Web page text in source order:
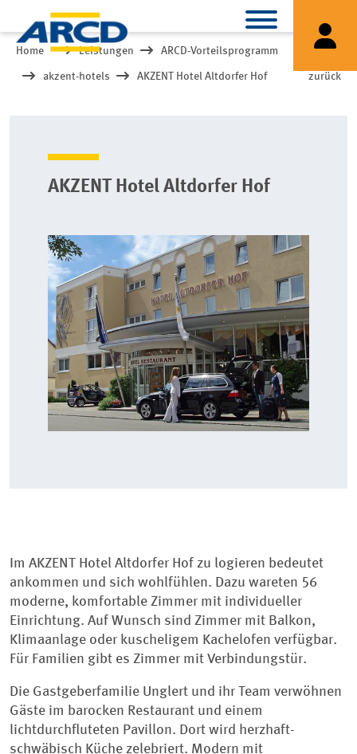
Home Leistungen ARCD-Vorteilsprogramm
akzent-hotels AKZENT Hotel Altdorfer Hof zurück
AKZENT Hotel Altdorfer Hof
Im AKZENT Hotel Altdorfer Hof zu logieren bedeutet
ankommen und sich wohlfühlen. Dazu wareten 56
moderne, komfortable Zimmer mit individueller
Einrichtung. Auf Wunsch sind Zimmer mit Balkon,
Klimaanlage oder kuscheligem Kachelofen verfügbar.
Für Familien gibt es Zimmer mit Verbindungstür.
Die Gastgeberfamilie Unglert und ihr Team verwöhnen
Gäste im barocken Restaurant und einem
lichtdurchfluteten Pavillon. Dort wird herzhaft-
schwäbisch Küche zelebriert. Modern mit